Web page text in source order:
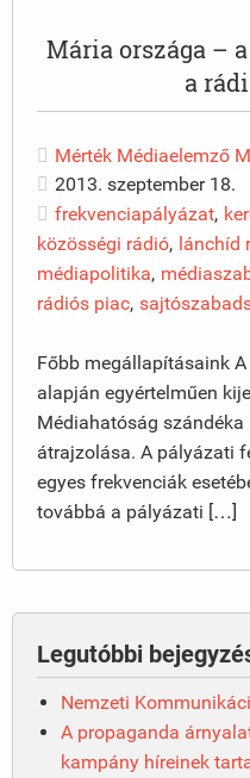
Mária országa –
a
Mérték Médiaelemző
2013. szeptember 18.
frekvenciapályázat,
közösségi rádió, lánchíd
médiapolitika,
rádiós piac,
Főbb megállapításaink
alapján egyértelműen
Médiahatóság
átrajzolása. A pályázati
egyes frekvenciák
továbbá a pályázati […]
Legutóbbi
Nemzeti
A propaganda
kampány híreinek